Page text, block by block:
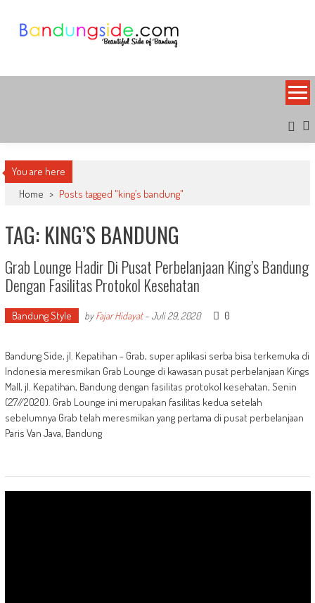
content
You are here
Home > Posts tagged "king’s bandung"
TAG: KING’S BANDUNG
Grab Lounge Hadir Di Pusat Perbelanjaan King’s Bandung
Dengan Fasilitas Protokol Kesehatan
Bandung Style byFajar Hidayat-Juli 29, 2020 0
Bandung Side, jl. Kepatihan - Grab, super aplikasi serba bisa terkemuka di
Indonesia meresmikan Grab Lounge di kawasan pusat perbelanjaan Kings
Mall, jl. Kepatihan, Bandung dengan fasilitas protokol kesehatan, Senin
(27//2020). Grab Lounge ini merupakan fasilitas kedua setelah
sebelumnya Grab telah meresmikan yang pertama di pusat perbelanjaan
Paris Van Java, Bandung